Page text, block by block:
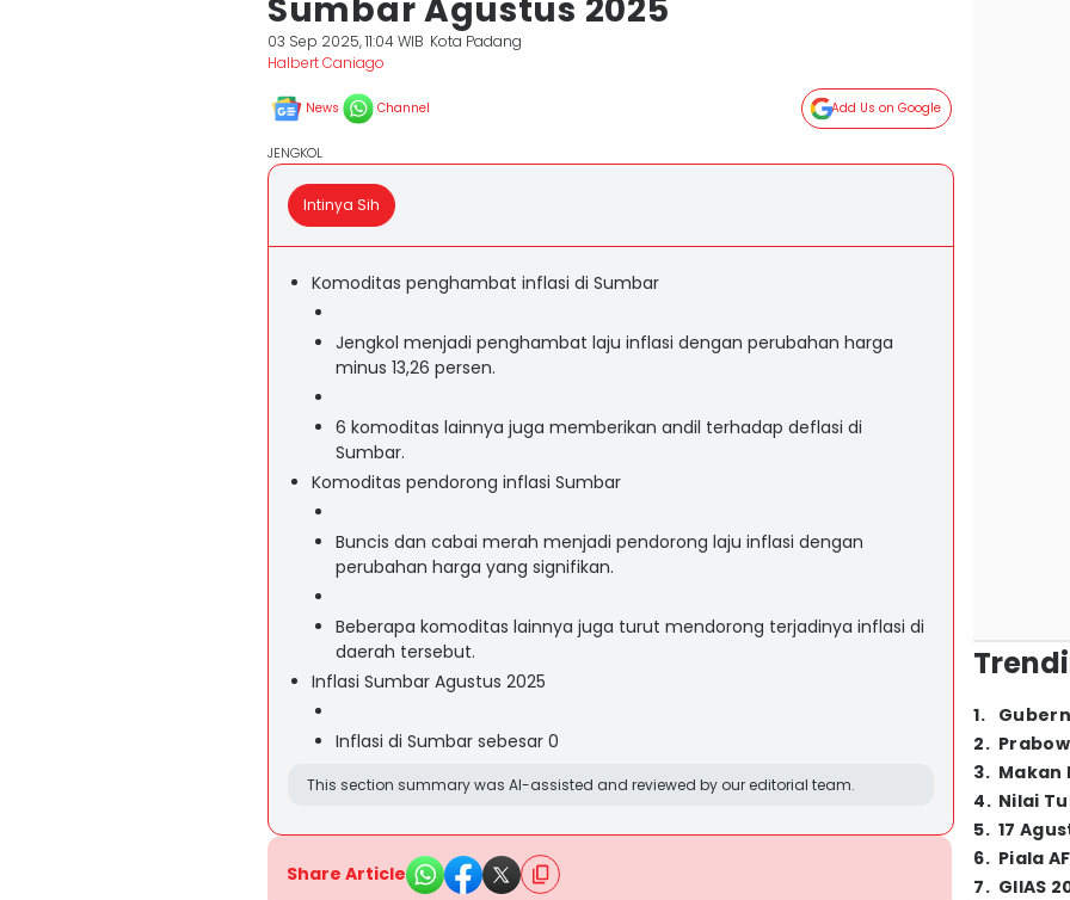
Sumbar Agustus 2025
03 Sep 2025, 11:04 WIB Kota Padang
Halbert Caniago
News Channel Add Us on Google
JENGKOL
Intinya Sih
Komoditas penghambat inflasi di Sumbar
Jengkol menjadi penghambat laju inflasi dengan perubahan harga
minus 13,26 persen.
6 komoditas lainnya juga memberikan andil terhadap deflasi di
Sumbar.
Komoditas pendorong inflasi Sumbar
Buncis dan cabai merah menjadi pendorong laju inflasi dengan
perubahan harga yang signifikan.
Beberapa komoditas lainnya juga turut mendorong terjadinya inflasi di
daerah tersebut.
Inflasi Sumbar Agustus 2025
Inflasi di Sumbar sebesar 0
This section summary was AI-assisted and reviewed by our editorial team.
Share Article
1.
2.
3. Makan
4. Nilai
5. 17
6. Piala
7. GIIAS